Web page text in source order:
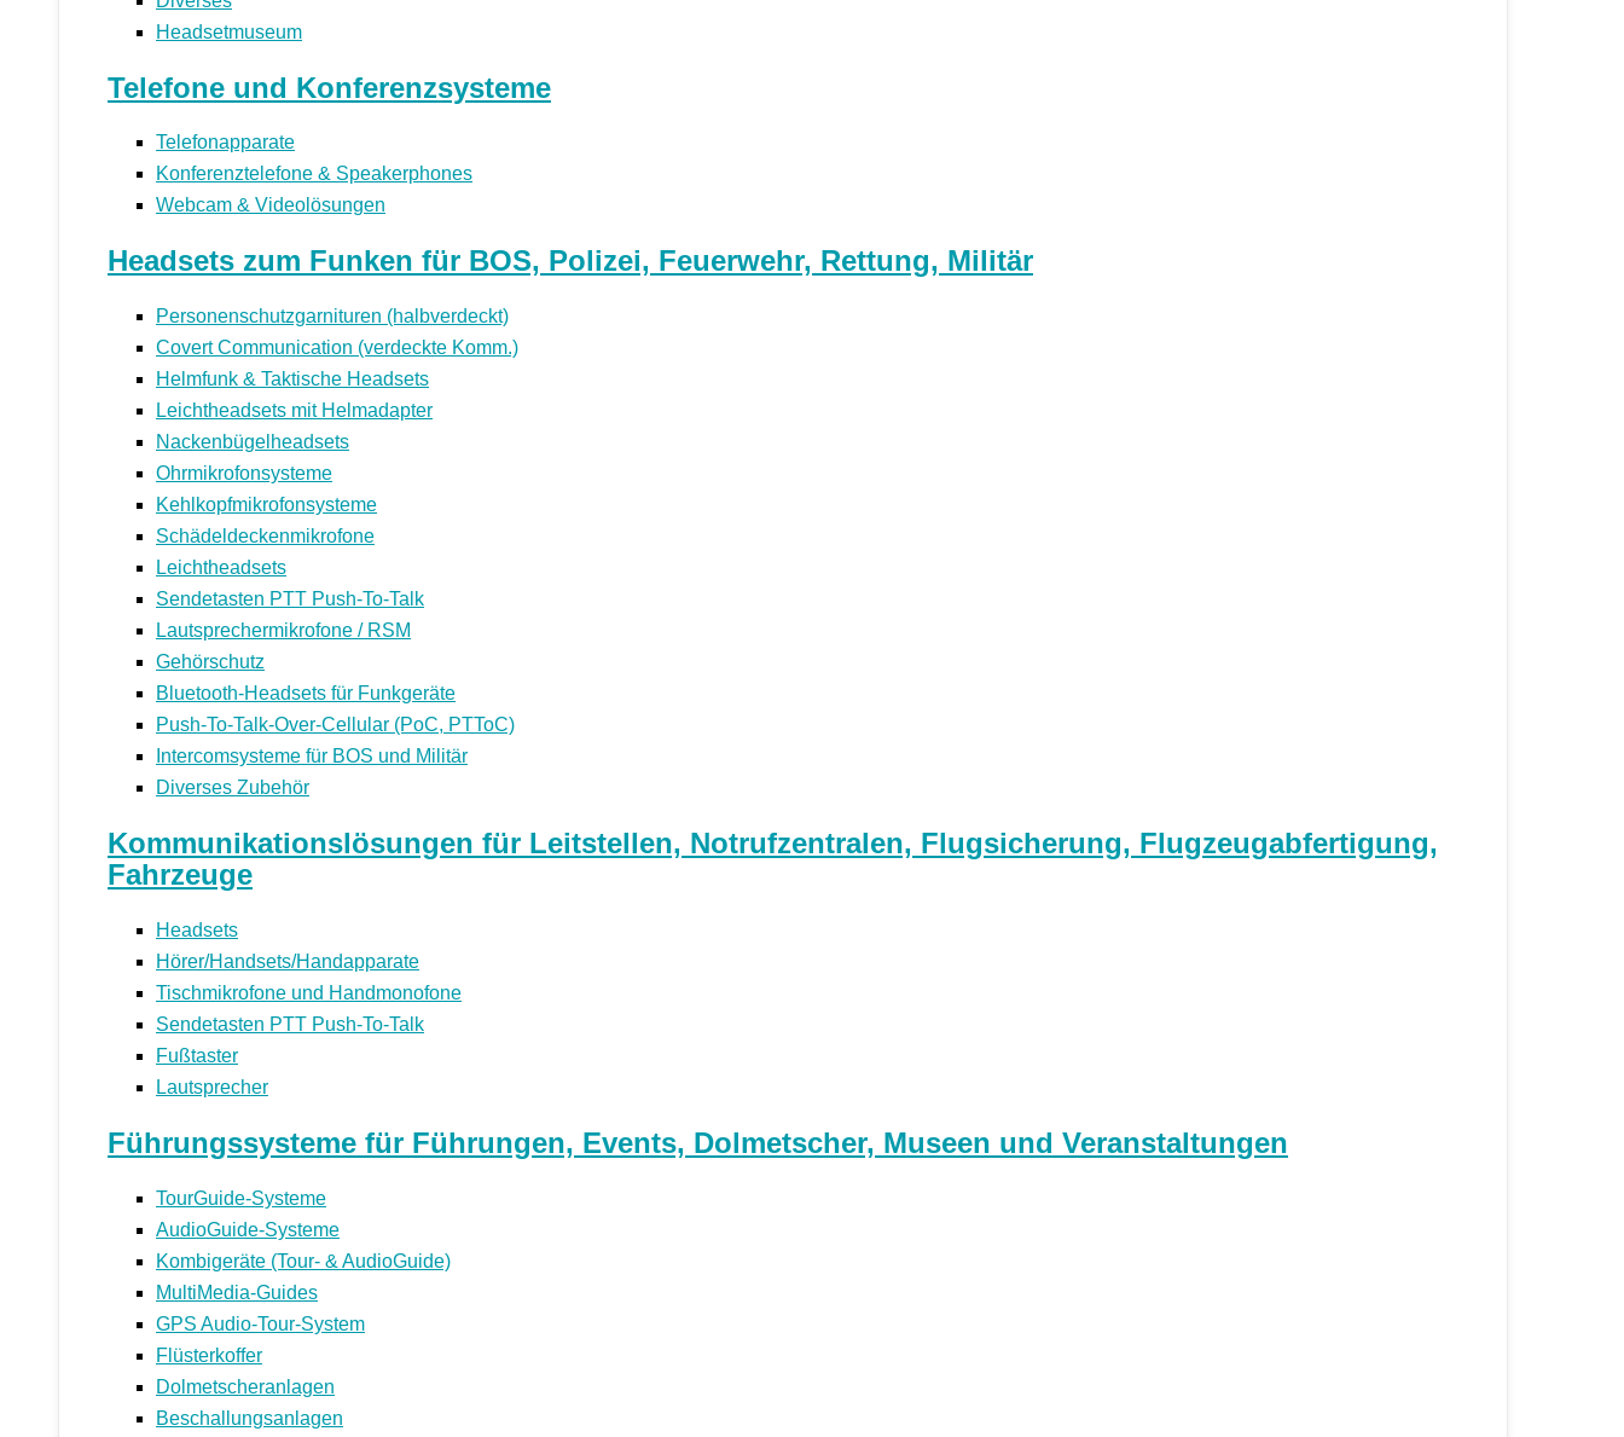
Headsetmuseum
Telefone und Konferenzsysteme
Telefonapparate
Konferenztelefone & Speakerphones
Webcam & Videolösungen
Headsets zum Funken für BOS, Polizei, Feuerwehr, Rettung, Militär
Personenschutzgarnituren (halbverdeckt)
Covert Communication (verdeckte Komm.)
Helmfunk & Taktische Headsets
Leichtheadsets mit Helmadapter
Nackenbügelheadsets
Ohrmikrofonsysteme
Kehlkopfmikrofonsysteme
Schädeldeckenmikrofone
Leichtheadsets
Sendetasten PTT Push-To-Talk
Lautsprechermikrofone / RSM
Gehörschutz
Bluetooth-Headsets für Funkgeräte
Push-To-Talk-Over-Cellular (PoC, PTToC)
Intercomsysteme für BOS und Militär
Diverses Zubehör
Kommunikationslösungen für Leitstellen, Notrufzentralen, Flugsicherung, Flugzeugabfertigung,
Fahrzeuge
Headsets
Hörer/Handsets/Handapparate
Tischmikrofone und Handmonofone
Sendetasten PTT Push-To-Talk
Fußtaster
Lautsprecher
Führungssysteme für Führungen, Events, Dolmetscher, Museen und Veranstaltungen
TourGuide-Systeme
AudioGuide-Systeme
Kombigeräte (Tour- & AudioGuide)
MultiMedia-Guides
GPS Audio-Tour-System
Flüsterkoffer
Dolmetscheranlagen
Beschallungsanlagen